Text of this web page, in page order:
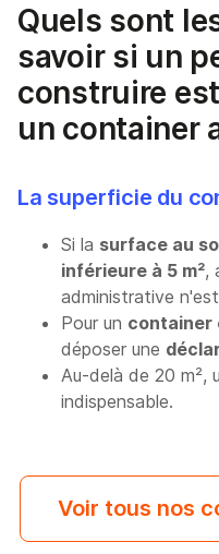
Quels sont
savoir si un
construire
un container
La superficie du
Si la surface au
inférieure à 5 m²,
administrative
Pour un container
déposer une
Au-delà de 20 m²,
indispensable.
Voir tous nos